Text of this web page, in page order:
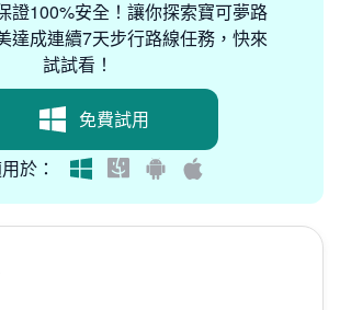
證100%安全！讓你探索寶可夢路
達成連續7天步行路線任務，快來
試試看！
免費試用
於：